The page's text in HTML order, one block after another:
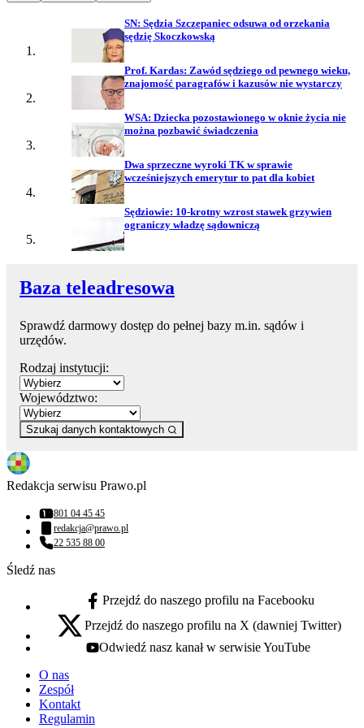
SN: Sędzia Szczepaniec odsuwa od orzekania
sędzię Skoczkowską
Prof. Kardas: Zawód sędziego od pewnego wieku,
znajomość paragrafów i kazusów nie wystarczy
WSA: Dziecka pozostawionego w oknie życia nie
można pozbawić świadczenia
Dwa sprzeczne wyroki TK w sprawie
wcześniejszych emerytur to pat dla kobiet
Sędziowie: 10-krotny wzrost stawek grzywien
ograniczy władzę sądowniczą
Baza teleadresowa
Sprawdź darmowy dostęp do pełnej bazy m.in. sądów i
urzędów.
Rodzaj instytucji:
Województwo:
Szukaj danych kontaktowych
Redakcja serwisu Prawo.pl
Numer telefonu:
801 04 45 45
Adres email:
redakcja@prawo.pl
Numer telefonu:
22 535 88 00
Śledź nas
facebook - otwiera się w nowej karcie
Przejdź do naszego profilu na Facebooku
x - otwiera się w nowej karcie
Przejdź do naszego profilu na X (dawniej Twitter)
youtube - otwiera się w nowej karcie
Odwiedź nasz kanał w serwisie YouTube
O nas
Zespół
Kontakt
Regulamin